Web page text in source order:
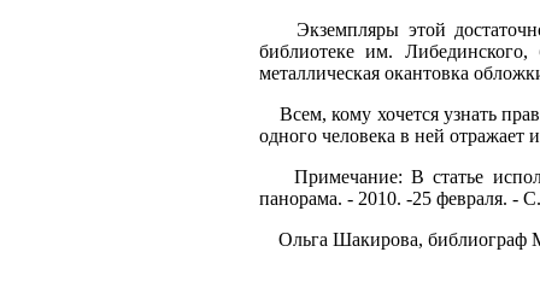
Экземпляры этой
библиотеке им.
металлическая окантовка
Всем, кому хочется узнать
одного человека в ней отражает
Примечание: В статье
панорама. - 2010. -25 февраля. -
Ольга Шакирова,